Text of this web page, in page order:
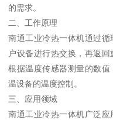
的需求。
二、工作原理
南通工业冷热一体机通过
户设备进行热交换，再返回
根据温度传感器测量的数
温设备的温度控制。
三、应用领域
南通工业冷热一体机广泛应